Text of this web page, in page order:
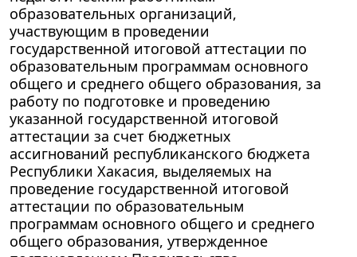
образовательных организаций,
участвующим в проведении
государственной итоговой аттестации по
образовательным программам основного
общего и среднего общего образования, за
работу по подготовке и проведению
указанной государственной итоговой
аттестации за счет бюджетных
ассигнований республиканского бюджета
Республики Хакасия, выделяемых на
проведение государственной итоговой
аттестации по образовательным
программам основного общего и среднего
общего образования, утвержденное